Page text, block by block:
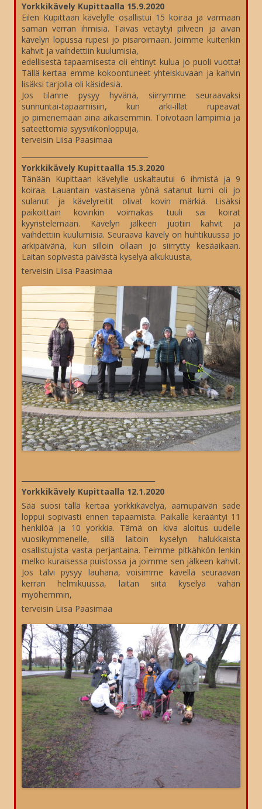
Yorkkikävely Kupittaalla 15.9.2020
Eilen Kupittaan kävelylle osallistui 15 koiraa ja varmaan
saman verran ihmisiä. Taivas vetäytyi pilveen ja aivan
kävelyn lopussa rupesi jo pisaroimaan. Joimme kuitenkin
kahvit ja vaihdettiin kuulumisia,
edellisestä tapaamisesta oli ehtinyt kulua jo puoli vuotta!
Tällä kertaa emme kokoontuneet yhteiskuvaan ja kahvin
lisäksi tarjolla oli käsidesiä.
Jos tilanne pysyy hyvänä, siirrymme seuraavaksi
sunnuntai-tapaamisiin, kun arki-illat rupeavat
jo pimenemään aina aikaisemmin. Toivotaan lämpimiä ja
sateettomia syysviikonloppuja,
terveisin Liisa Paasimaa
Yorkkikävely Kupittaalla 15.3.2020
Tänään Kupittaan kävelylle uskaltautui 6 ihmistä ja 9
koiraa. Lauantain vastaisena yönä satanut lumi oli jo
sulanut ja kävelyreitit olivat kovin märkiä. Lisäksi
paikoittain kovinkin voimakas tuuli sai koirat
kyyristelemään. Kävelyn jälkeen juotiin kahvit ja
vaihdettiin kuulumisia. Seuraava kävely on huhtikuussa jo
arkipäivänä, kun silloin ollaan jo siirrytty kesäaikaan.
Laitan sopivasta päivästä kyselyä alkukuusta,
terveisin Liisa Paasimaa
Yorkkikävely Kupittaalla 12.1.2020
Sää suosi tällä kertaa yorkkikävelyä, aamupäivän sade
loppui sopivasti ennen tapaamista. Paikalle kerääntyi 11
henkilöä ja 10 yorkkia. Tämä on kiva aloitus uudelle
vuosikymmenelle, sillä laitoin kyselyn halukkaista
osallistujista vasta perjantaina. Teimme pitkähkön lenkin
melko kuraisessa puistossa ja joimme sen jälkeen kahvit.
Jos talvi pysyy lauhana, voisimme kävellä seuraavan
kerran helmikuussa, laitan siitä kyselyä vähän
myöhemmin,
terveisin Liisa Paasimaa